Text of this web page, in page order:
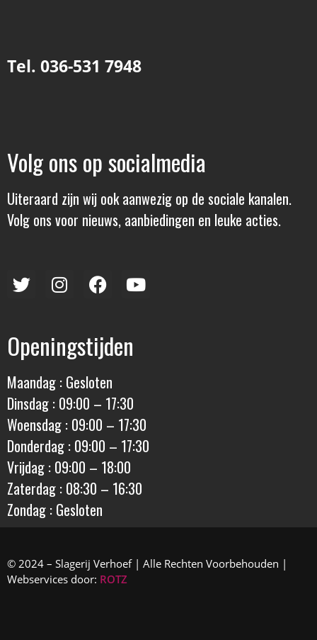
Tel. 036-531 7948
Volg ons op socialmedia
Uiteraard zijn wij ook aanwezig op de sociale kanalen.
Volg ons voor nieuws, aanbiedingen en leuke acties.
Openingstijden
Maandag : Gesloten
Dinsdag : 09:00 – 17:30
Woensdag : 09:00 – 17:30
Donderdag : 09:00 – 17:30
Vrijdag : 09:00 – 18:00
Zaterdag : 08:30 – 16:30
Zondag : Gesloten
© 2024 – Slagerij Verhoef | Alle Rechten Voorbehouden |
Webservices door: ROTZ